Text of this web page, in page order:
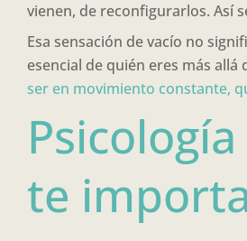
vienen, de reconfigurarlos. Así
Esa sensación de vacío no
esencial de quién eres más
ser en movimiento constante,
te